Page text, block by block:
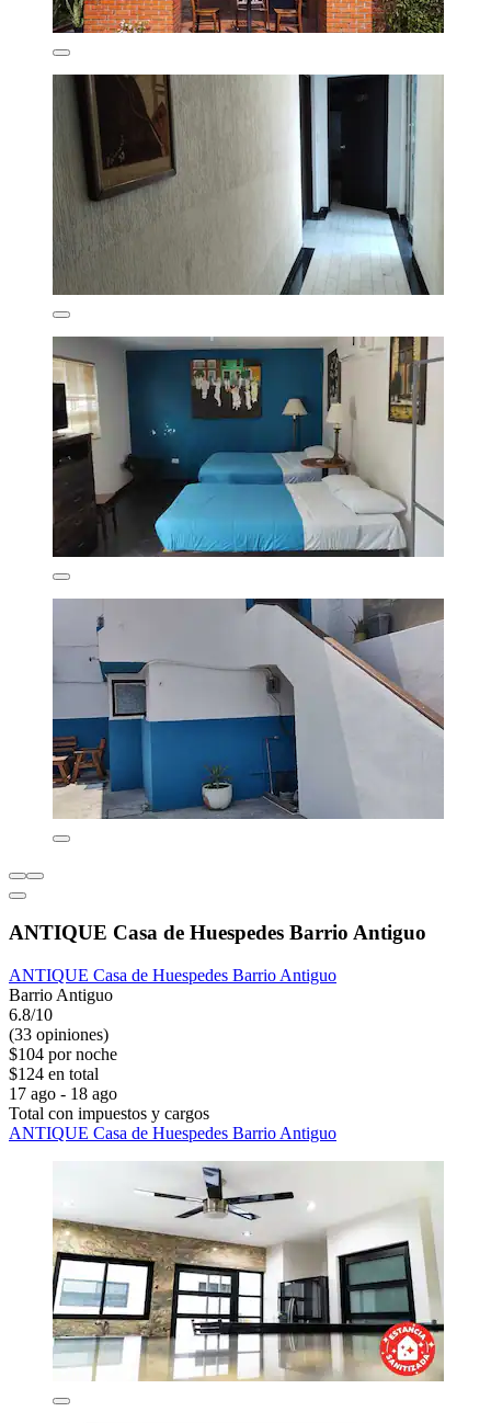
ANTIQUE Casa de Huespedes Barrio Antiguo
ANTIQUE Casa de Huespedes Barrio Antiguo
Barrio Antiguo
6.8/10
(33 opiniones)
$104 por noche
$124 en total
17 ago - 18 ago
Total con impuestos y cargos
ANTIQUE Casa de Huespedes Barrio Antiguo